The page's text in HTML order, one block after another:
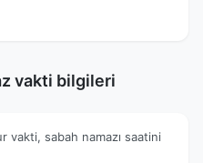
vakti bilgileri
vakti, sabah namazı saatini